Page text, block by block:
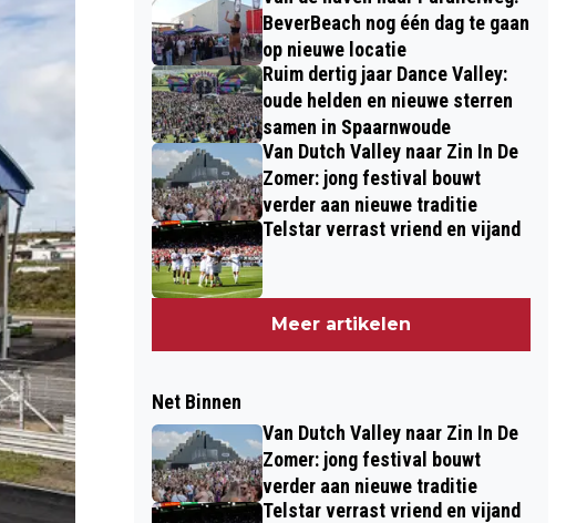
BeverBeach nog één dag te gaan
op nieuwe locatie
Ruim dertig jaar Dance Valley:
oude helden en nieuwe sterren
samen in Spaarnwoude
Van Dutch Valley naar Zin In De
Zomer: jong festival bouwt
verder aan nieuwe traditie
Telstar verrast vriend en vijand
Meer artikelen
Net Binnen
Van Dutch Valley naar Zin In De
Zomer: jong festival bouwt
verder aan nieuwe traditie
Telstar verrast vriend en vijand